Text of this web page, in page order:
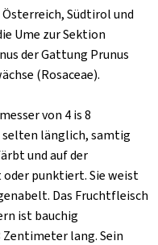
Südtirol und
Ume zur Sektion
der Gattung Prunus
(Rosaceae).
von 4 is 8
länglich, samtig
und auf der
punktiert. Sie weist
Das Fruchtfleisch
ist bauchig
lang. Sein